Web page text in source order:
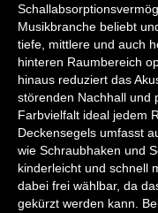
Musikbranche beliebt
tiefe, mittlere und auch
hinteren Raumbereich
hinaus reduziert das
störenden Nachhall und
Farbvielfalt ideal jedem
Deckensegels umfasst
wie Schraubhaken und
kinderleicht und schnell
dabei frei wählbar, da
gekürzt werden kann.